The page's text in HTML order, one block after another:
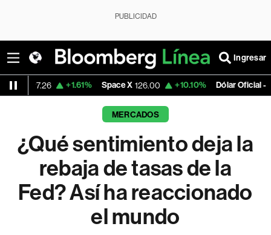
PUBLICIDAD
Ingresar
+1.61% Space X 126.00 +10.10% Dólar Oficial - Argentina
MERCADOS
¿Qué sentimiento deja la
rebaja de tasas de la
Fed? Así ha reaccionado
el mundo